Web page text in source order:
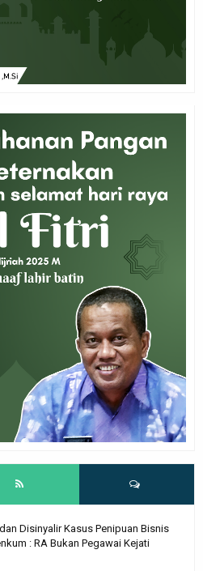
Disinyalir Kasus Penipuan Bisnis
: RA Bukan Pegawai Kejati